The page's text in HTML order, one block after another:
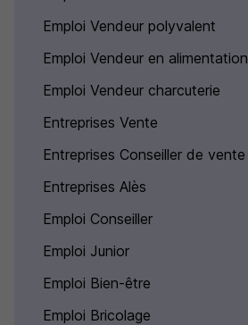
Emploi Vendeur polyvalent
Emploi Vendeur en alimentation
Emploi Vendeur charcuterie
Entreprises Vente
Entreprises Conseiller de vente
Entreprises Alès
Emploi Conseiller
Emploi Junior
Emploi Bien-être
Emploi Bricolage